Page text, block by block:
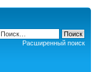
Расширенный поиск